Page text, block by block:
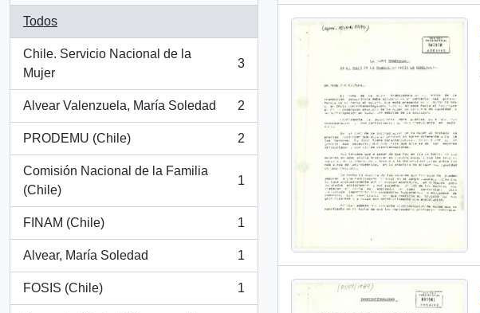
Todos
Chile. Servicio Nacional de la
Mujer
, 3 resultados
3
Alvear Valenzuela, María Soledad
, 2 resultados
2
PRODEMU (Chile)
, 2 resultados
2
Comisión Nacional de la Familia
(Chile)
, 1 resultados
1
FINAM (Chile)
, 1 resultados
1
Alvear, María Soledad
, 1 resultados
1
FOSIS (Chile)
, 1 resultados
1